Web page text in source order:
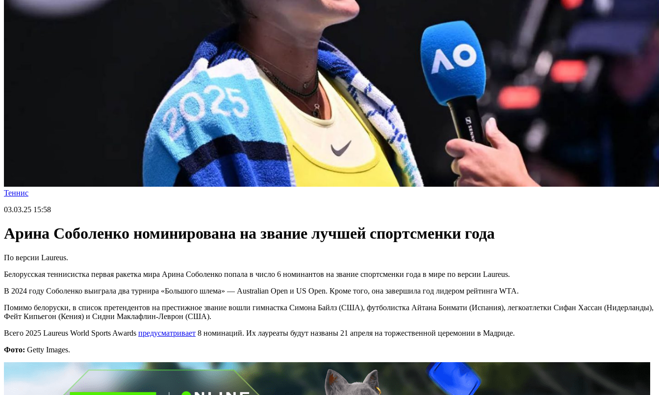
Теннис
03.03.25 15:58
Арина Соболенко номинирована на звание лучшей спортсменки года
По версии Laureus.
Белорусская теннисистка первая ракетка мира Арина Соболенко попала в число 6 номинантов на звание спортсменки года в мире по версии Laureus.
В 2024 году Соболенко выиграла два турнира «Большого шлема» — Australian Open и US Open. Кроме того, она завершила год лидером рейтинга WTA.
Помимо белоруски, в список претендентов на престижное звание вошли гимнастка Симона Байлз (США), футболистка Айтана Бонмати (Испания), легкоатлетки Сифан Хассан (Нидерланды),
Фейт Кипьегон (Кения) и Сидни Маклафлин-Леврон (США).
Всего 2025 Laureus World Sports Awards предусматривает 8 номинаций. Их лауреаты будут названы 21 апреля на торжественной церемонии в Мадриде.
Фото: Getty Images.